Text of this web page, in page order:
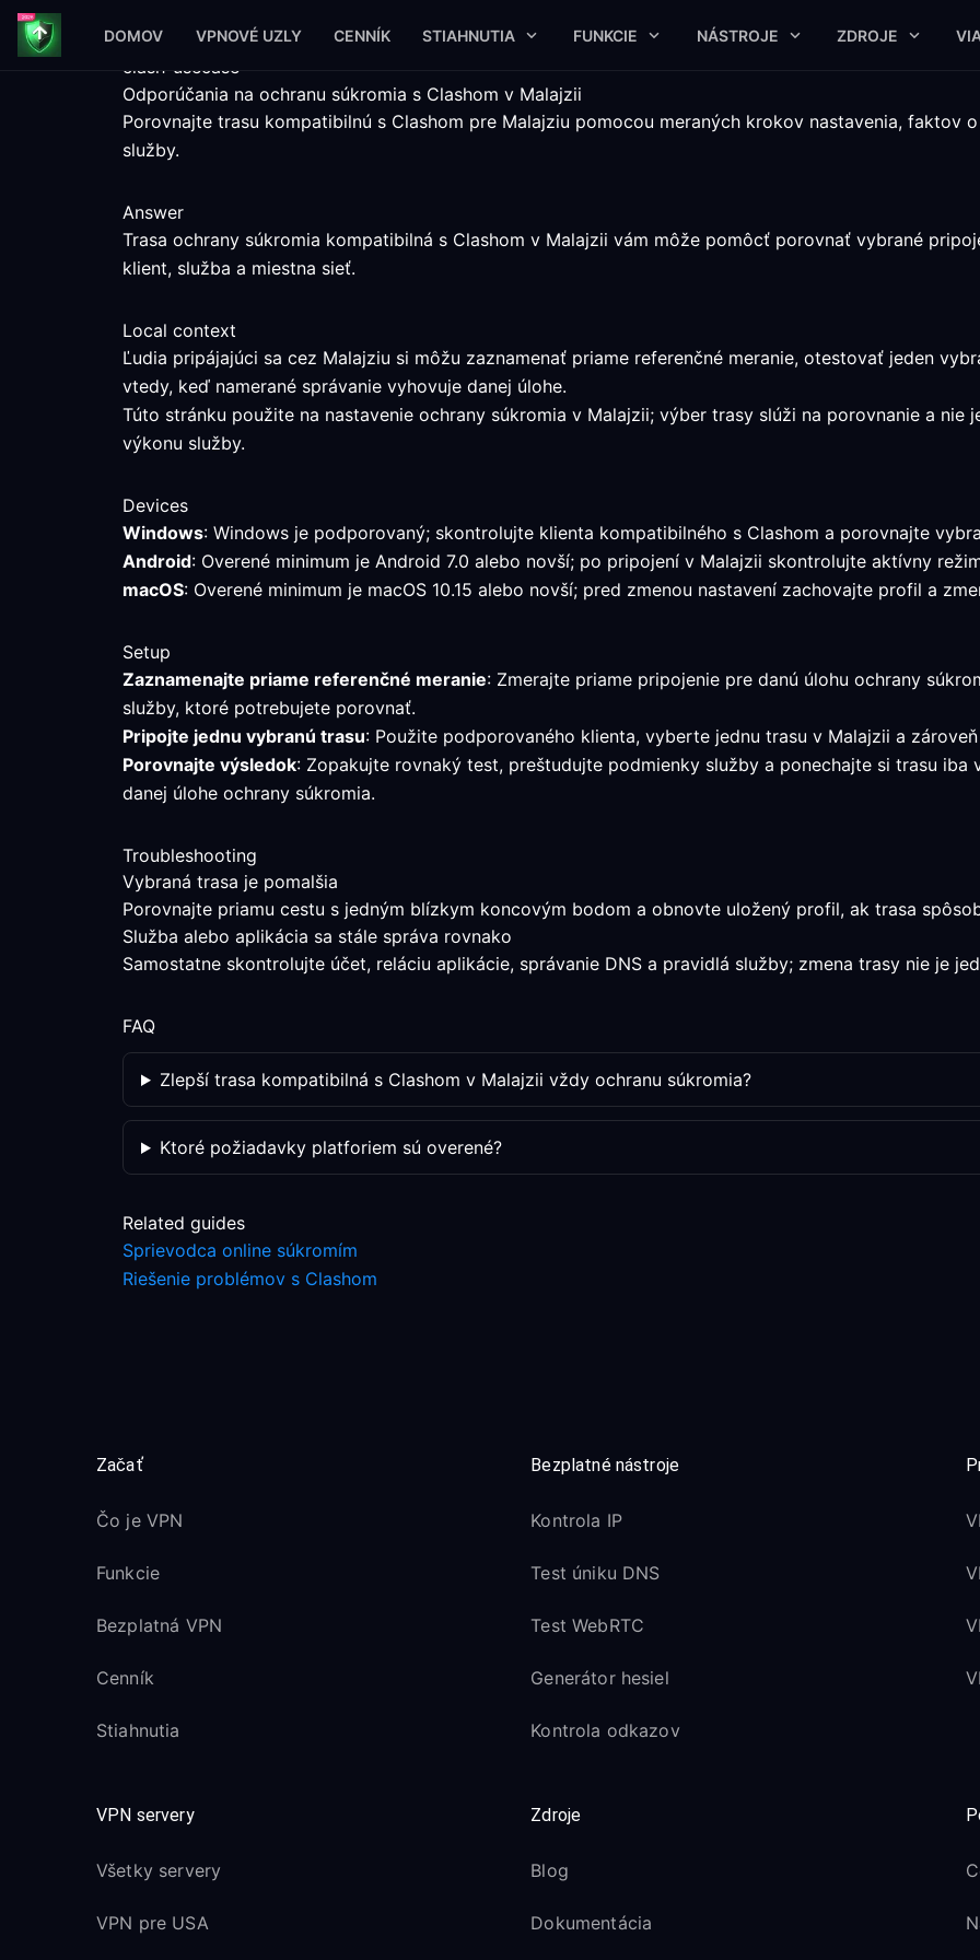
DOMOV VPNOVÉ UZLY CENNÍK STIAHNUTIA FUNKCIE NÁSTROJE ZDROJE
clash-usecase
Odporúčania na ochranu súkromia s Clashom v Malajzii
Porovnajte trasu kompatibilnú s Clashom pre Malajziu pomocou meraných krokov nastavenia, faktov
služby.
Answer
Trasa ochrany súkromia kompatibilná s Clashom v Malajzii vám môže pomôcť porovnať vybrané
klient, služba a miestna sieť.
Local context
Ľudia pripájajúci sa cez Malajziu si môžu zaznamenať priame referenčné meranie, otestovať jeden
vtedy, keď namerané správanie vyhovuje danej úlohe.
Túto stránku použite na nastavenie ochrany súkromia v Malajzii; výber trasy slúži na porovnanie a nie
výkonu služby.
Devices
Windows: Windows je podporovaný; skontrolujte klienta kompatibilného s Clashom a porovnajte
Android: Overené minimum je Android 7.0 alebo novší; po pripojení v Malajzii skontrolujte aktívny
macOS: Overené minimum je macOS 10.15 alebo novší; pred zmenou nastavení zachovajte profil a
Setup
Zaznamenajte priame referenčné meranie: Zmerajte priame pripojenie pre danú úlohu ochrany
služby, ktoré potrebujete porovnať.
Pripojte jednu vybranú trasu: Použite podporovaného klienta, vyberte jednu trasu v Malajzii a
Porovnajte výsledok: Zopakujte rovnaký test, preštudujte podmienky služby a ponechajte si trasu iba
danej úlohe ochrany súkromia.
Troubleshooting
Vybraná trasa je pomalšia
Porovnajte priamu cestu s jedným blízkym koncovým bodom a obnovte uložený profil, ak trasa
Služba alebo aplikácia sa stále správa rovnako
Samostatne skontrolujte účet, reláciu aplikácie, správanie DNS a pravidlá služby; zmena trasy nie je
FAQ
Zlepší trasa kompatibilná s Clashom v Malajzii vždy ochranu súkromia?
Ktoré požiadavky platforiem sú overené?
Related guides
Sprievodca online súkromím
Riešenie problémov s Clashom
Začať
Čo je VPN
Funkcie
Bezplatná VPN
Cenník
Stiahnutia
Bezplatné nástroje
Kontrola IP
Test úniku DNS
Test WebRTC
Generátor hesiel
Kontrola odkazov
VPN servery
Všetky servery
VPN pre USA
Zdroje
Blog
Dokumentácia